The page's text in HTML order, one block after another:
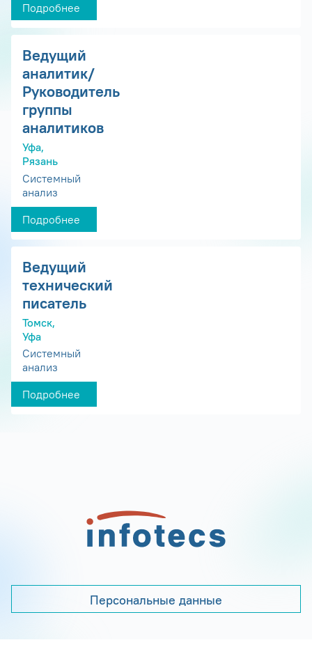
Подробнее
Ведущий
аналитик/
Руководитель
группы
аналитиков
Уфа,
Рязань
Системный
анализ
Подробнее
Ведущий
технический
писатель
Томск,
Уфа
Системный
анализ
Подробнее
Персональные данные